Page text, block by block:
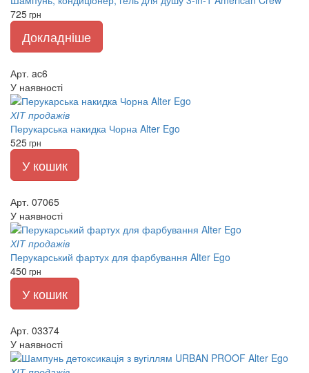
725грн
Докладніше
Арт. ac6
У наявності
ХІТ продажів
Перукарська накидка Чорна Alter Ego
525грн
У кошик
Арт. 07065
У наявності
ХІТ продажів
Перукарський фартух для фарбування Alter Ego
450 грн
У кошик
Арт. 03374
У наявності